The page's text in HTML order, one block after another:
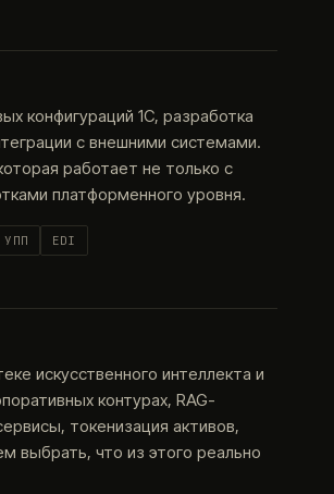
конфигураций 1С, разработка
с внешними системами.
работает не только с
платформенного уровня.
EDI
искусственного интеллекта и
контурах, RAG-
токенизация активов,
выбрать, что из этого реально